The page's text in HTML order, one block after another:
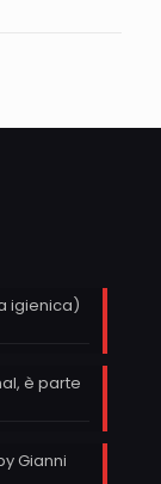
igienica)
è parte
Gianni